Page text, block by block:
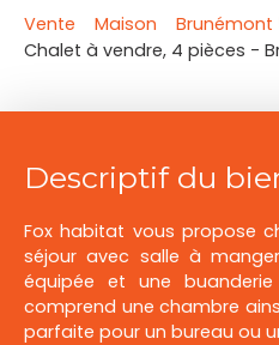
Vente Maison
Brunémont
Chalet à vendre, 4 pièces -
Descriptif du
Fox habitat vous propose
séjour avec salle à
équipée et une
comprend une chambre
parfaite pour un bureau ou